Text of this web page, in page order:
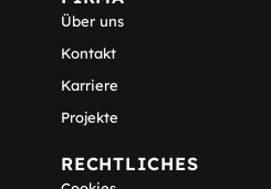
Über uns
Kontakt
Karriere
Projekte
RECHTLICHES